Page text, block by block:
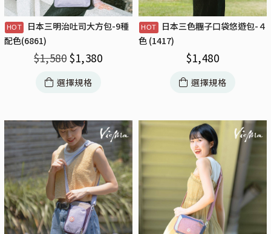
日本三明治吐司大方包-9種
配色(6861)
$1,580 $1,380
選擇規格
日本三色糰子口袋悠遊包-４
色 (1417)
$1,480
選擇規格